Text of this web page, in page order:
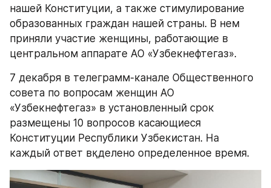
нашей Конституции, а также стимулирование
образованных граждан нашей страны. В нем
приняли участие женщины, работающие в
центральном аппарате АО «Узбекнефтегаз».
7 декабря в телеграмм-канале Общественного
совета по вопросам женщин АО
«Узбекнефтегаз» в установленный срок
размещены 10 вопросов касающиеся
Конституции Республики Узбекистан. На
каждый ответ вқделено определенное время.